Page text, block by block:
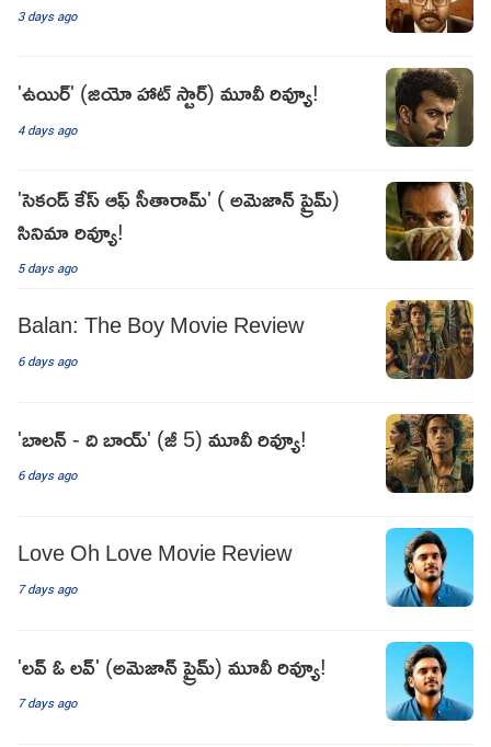
3 days ago
'ఉయిర్' (జియో హాట్ స్టార్) మూవీ రివ్యూ!
4 days ago
'సెకండ్ కేస్ ఆఫ్ సీతారామ్' ( అమెజాన్ ప్రైమ్)
సినిమా రివ్యూ!
5 days ago
Balan: The Boy Movie Review
6 days ago
'బాలన్ - ది బాయ్' (జీ 5) మూవీ రివ్యూ!
6 days ago
Love Oh Love Movie Review
7 days ago
'లవ్ ఓ లవ్' (అమెజాన్ ప్రైమ్) మూవీ రివ్యూ!
7 days ago